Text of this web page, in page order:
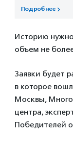
Подробнее
Историю
объем не
Заявки будет
в которое
Москвы,
центра,
Победителей